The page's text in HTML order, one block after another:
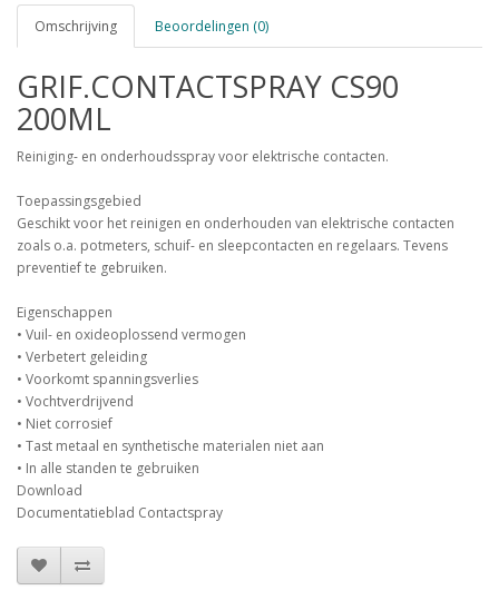
Omschrijving Beoordelingen (0)
GRIF.CONTACTSPRAY CS90
200ML
Reiniging- en onderhoudsspray voor elektrische contacten.
Toepassingsgebied
Geschikt voor het reinigen en onderhouden van elektrische contacten
zoals o.a. potmeters, schuif- en sleepcontacten en regelaars. Tevens
preventief te gebruiken.
Eigenschappen
• Vuil- en oxideoplossend vermogen
• Verbetert geleiding
• Voorkomt spanningsverlies
• Vochtverdrijvend
• Niet corrosief
• Tast metaal en synthetische materialen niet aan
• In alle standen te gebruiken
Download
Documentatieblad Contactspray